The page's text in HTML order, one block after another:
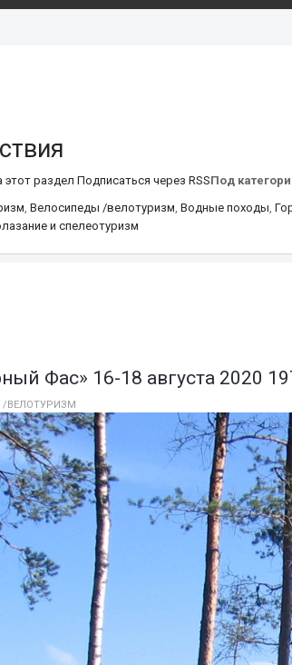
этот раздел Подписаться через RSSПод
, Велосипеды /велотуризм, Водные походы,
и спелеотуризм
Фас» 16-18 августа 2020
ВЕЛОТУРИЗМ